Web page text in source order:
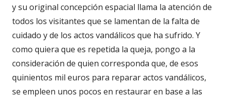
y su original concepción espacial llama la atención de
todos los visitantes que se lamentan de la falta de
cuidado y de los actos vandálicos que ha sufrido. Y
como quiera que es repetida la queja, pongo a la
consideración de quien corresponda que, de esos
quinientos mil euros para reparar actos vandálicos,
se empleen unos pocos en restaurar en base a las